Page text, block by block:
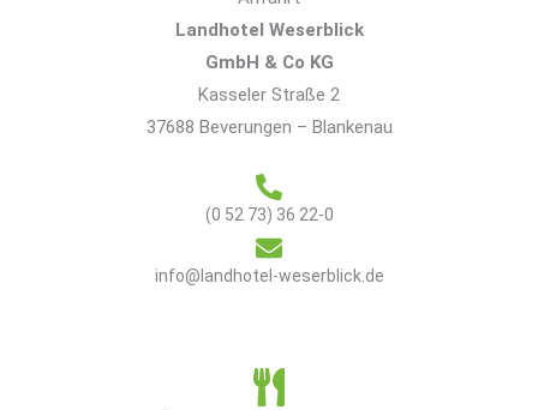
Landhotel Weserblick
GmbH & Co KG
Kasseler Straße 2
37688 Beverungen – Blankenau
(0 52 73) 36 22-0
info@landhotel-weserblick.de